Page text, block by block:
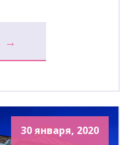
→
30 января, 2020